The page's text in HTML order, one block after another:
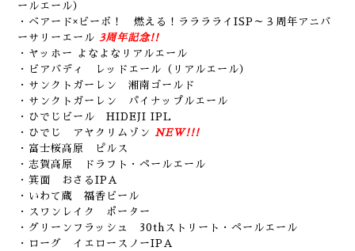
ールエール）
・ベアード×ビーボ！ 燃える！ラララライISP～３周年アニバ
ーサリーエール 3周年記念!!
・ヤッホー よなよなリアルエール
・ビアバディ レッドエール（リアルエール）
・サンクトガーレン 湘南ゴールド
・サンクトガーレン パイナップルエール
・ひでじビール HIDEJI IPL
・ひでじ アヤクリムゾン
NEW!!!
・富士桜高原 ピルス
・志賀高原 ドラフト・ペールエール
・箕面 おさるIPA
・いわて蔵 福香ビール
・スワンレイク ポーター
・グリーンフラッシュ 30thストリート・ペールエール
・ローグ イエロースノーIPA